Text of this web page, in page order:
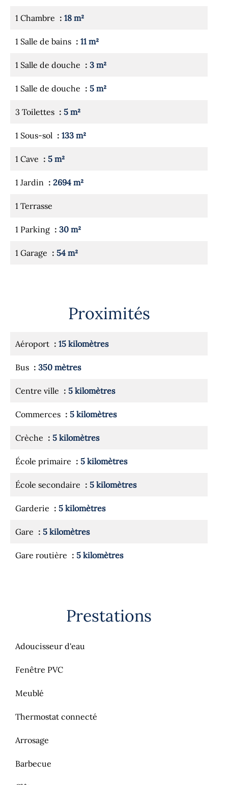
1 Chambre 18 m²
1 Salle de bains 11 m²
1 Salle de douche 3 m²
1 Salle de douche 5 m²
3 Toilettes 5 m²
1 Sous-sol 133 m²
1 Cave 5 m²
1 Jardin 2694 m²
1 Terrasse
1 Parking 30 m²
1 Garage 54 m²
Proximités
Aéroport 15 kilomètres
Bus 350 mètres
Centre ville 5 kilomètres
Commerces 5 kilomètres
Crèche 5 kilomètres
École primaire 5 kilomètres
École secondaire 5 kilomètres
Garderie 5 kilomètres
Gare 5 kilomètres
Gare routière 5 kilomètres
Prestations
Adoucisseur d'eau
Fenêtre PVC
Meublé
Thermostat connecté
Arrosage
Barbecue